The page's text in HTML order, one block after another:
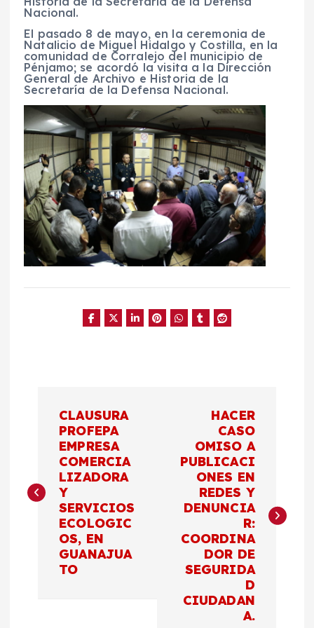
Nacional.
El pasado 8 de mayo, en la ceremonia de
Natalicio de Miguel Hidalgo y Costilla, en la
comunidad de Corralejo del municipio de
Pénjamo; se acordó la visita a la Dirección
General de Archivo e Historia de la
Secretaría de la Defensa Nacional.
e
CLAUSURA
PROFEPA
EMPRESA
COMERCIA
LIZADORA
Y
SERVICIOS
ECOLOGIC
OS, EN
GUANAJUA
TO
HACER
CASO
OMISO A
PUBLICACI
ONES EN
REDES Y
DENUNCIA
R:
COORDINA
DOR DE
SEGURIDA
D
CIUDADAN
A.